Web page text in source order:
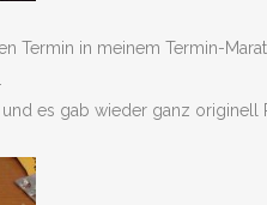
Termin in meinem Termin-
es gab wieder ganz